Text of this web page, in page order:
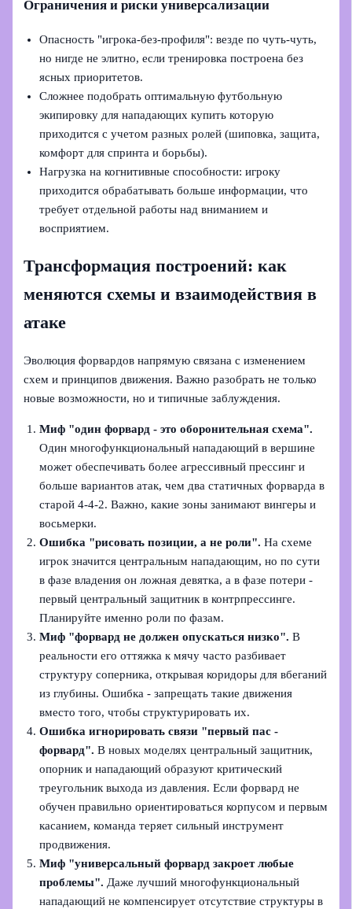
Ограничения и риски универсализации
Опасность "игрока‑без‑профиля": везде по чуть‑чуть,
но нигде не элитно, если тренировка построена без
ясных приоритетов.
Сложнее подобрать оптимальную футбольную
экипировку для нападающих купить которую
приходится с учетом разных ролей (шиповка, защита,
комфорт для спринта и борьбы).
Нагрузка на когнитивные способности: игроку
приходится обрабатывать больше информации, что
требует отдельной работы над вниманием и
восприятием.
Трансформация построений: как
меняются схемы и взаимодействия в
атаке
Эволюция форвардов напрямую связана с изменением
схем и принципов движения. Важно разобрать не только
новые возможности, но и типичные заблуждения.
Миф "один форвард - это оборонительная схема".
Один многофункциональный нападающий в вершине
может обеспечивать более агрессивный прессинг и
больше вариантов атак, чем два статичных форварда в
старой 4‑4‑2. Важно, какие зоны занимают вингеры и
восьмерки.
Ошибка "рисовать позиции, а не роли". На схеме
игрок значится центральным нападающим, но по сути
в фазе владения он ложная девятка, а в фазе потери -
первый центральный защитник в контрпрессинге.
Планируйте именно роли по фазам.
Миф "форвард не должен опускаться низко". В
реальности его оттяжка к мячу часто разбивает
структуру соперника, открывая коридоры для вбеганий
из глубины. Ошибка - запрещать такие движения
вместо того, чтобы структурировать их.
Ошибка игнорировать связи "первый пас -
форвард". В новых моделях центральный защитник,
опорник и нападающий образуют критический
треугольник выхода из давления. Если форвард не
обучен правильно ориентироваться корпусом и первым
касанием, команда теряет сильный инструмент
продвижения.
Миф "универсальный форвард закроет любые
проблемы". Даже лучший многофункциональный
нападающий не компенсирует отсутствие структуры в